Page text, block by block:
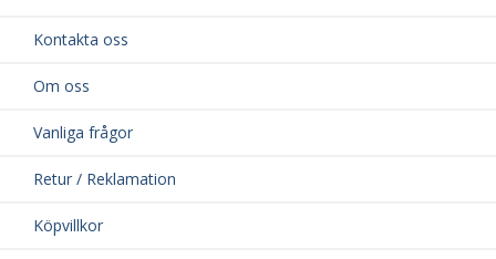
Kontakta oss
Om oss
Vanliga frågor
Retur / Reklamation
Köpvillkor